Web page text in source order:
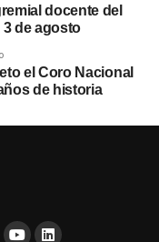
docente del
de agosto
el Coro Nacional
de historia